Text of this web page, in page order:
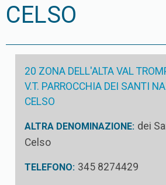
CELSO
20 ZONA DELL'ALTA VAL
V.T. PARROCCHIA DEI SANTI
CELSO
ALTRA DENOMINAZIONE: dei
Celso
TELEFONO: 345 8274429